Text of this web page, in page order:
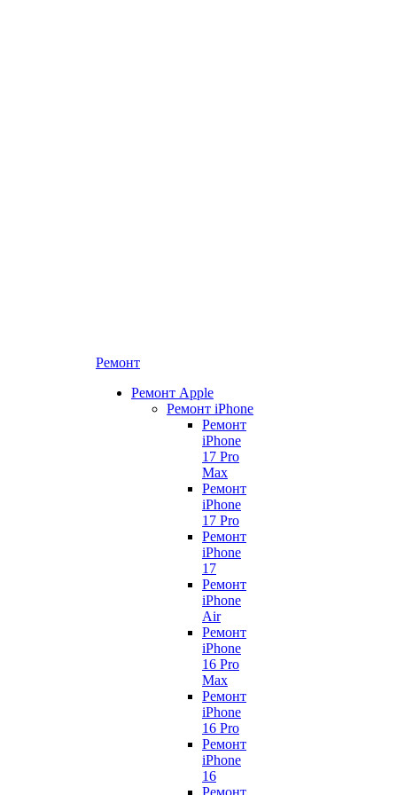
Ремонт
Ремонт Apple
Ремонт iPhone
Ремонт
iPhone
17 Pro
Max
Ремонт
iPhone
17 Pro
Ремонт
iPhone
17
Ремонт
iPhone
Air
Ремонт
iPhone
16 Pro
Max
Ремонт
iPhone
16 Pro
Ремонт
iPhone
16
Ремонт